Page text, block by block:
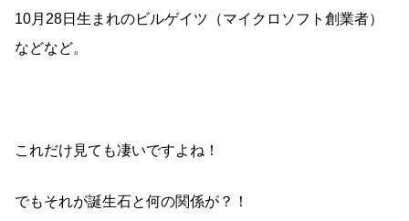
10月28日生まれのビルゲイツ（マイクロソフト創業者）
などなど。
これだけ見ても凄いですよね！
でもそれが誕生石と何の関係が？！